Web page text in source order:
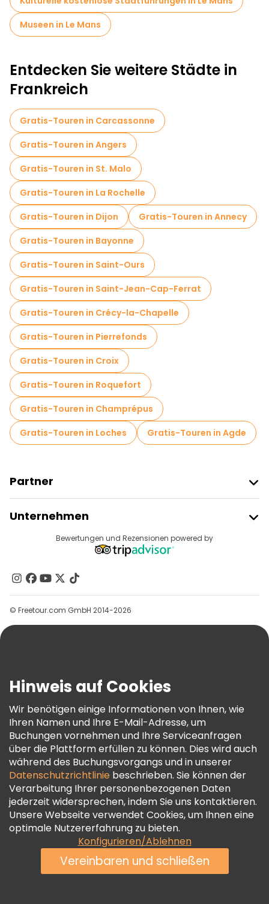
Museen in Le Mans
Entdecken Sie weitere Städte in
Frankreich
Gratis-Touren in Carcassonne
Gratis-Touren in Angers
Gratis-Touren in St. Malo
Gratis-Touren in La Rochelle
Gratis-Touren in Dijon
Gratis-Touren in Annecy
Gratis-Touren in Bayonne
Gratis-Touren in Saint-Ours
Gratis-Touren in Saint-Jean-Cap-Ferrat
Gratis-Touren in Crécy-la-Chapelle
Gratis-Touren in Pierrefonds
Gratis-Touren in Croix
Gratis-Touren in Roquefort
Gratis-Touren in Champrépus
Gratis-Touren in Loches
Gratis-Touren in Agde
Partner
Anbieter-Anmeldung
Affiliate-Programm
Unternehmen
Reiseziele
Kontakt
Gruppen
Hilfe
AGB Und Rechtliches
Cookie-Richtlinie
Freetour Auszeichnungen
Treueprogramm
Bewertungen und Rezensionen powered by
© Freetour.com GmbH 2014-2026
Hinweis auf Cookies
Wir benötigen einige Informationen von Ihnen, wie
Ihren Namen und Ihre E-Mail-Adresse, um
Buchungen vornehmen und Ihre Serviceanfragen
über die Plattform erfüllen zu können. Dies wird auch
während des Buchungsvorgangs und in unserer
Datenschutzrichtlinie beschrieben. Sie können der
Verarbeitung Ihrer personenbezogenen Daten
jederzeit widersprechen, indem Sie uns kontaktieren.
Unsere Webseite verwendet Cookies, um Ihnen eine
optimale Nutzererfahrung zu bieten.
Konfigurieren/Ablehnen
Vereinbaren und schließen